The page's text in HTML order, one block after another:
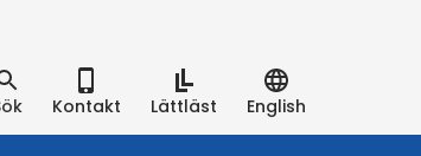
Sök Kontakt Lättläst English